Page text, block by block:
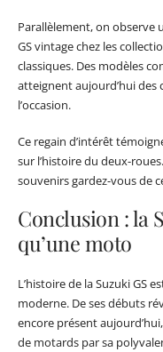
Parallèlement, on observe
GS vintage chez les
classiques. Des modèles
atteignent aujourd’hui des
l’occasion.
Ce regain d’intérêt
sur l’histoire du deux-
souvenirs gardez-vous de
Conclusion : la
qu’une moto
L’histoire de la Suzuki GS
moderne. De ses débuts
encore présent
de motards par sa